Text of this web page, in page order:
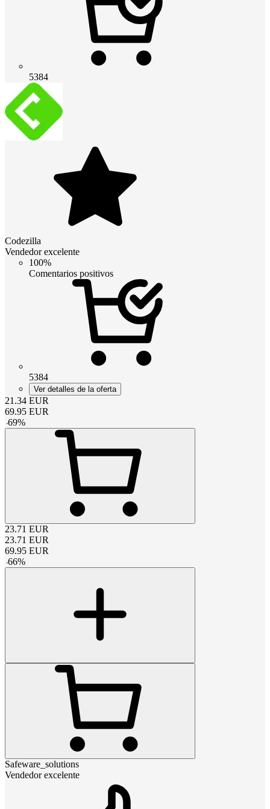
5384
Codezilla
Vendedor excelente
100%
Comentarios positivos
5384
Ver detalles de la oferta
21.34 EUR
69.95 EUR
-69%
23.71 EUR
23.71 EUR
69.95 EUR
-66%
Safeware_solutions
Vendedor excelente